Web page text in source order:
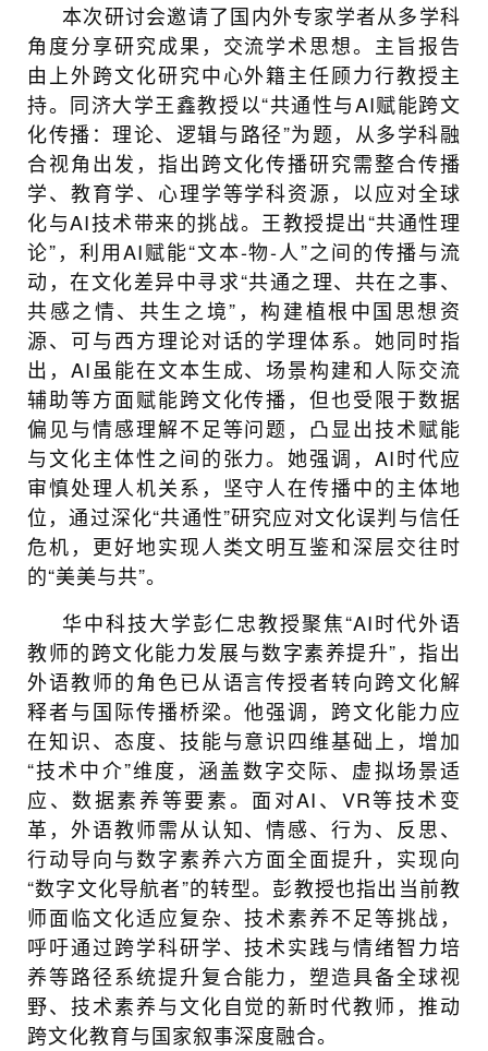
本次研讨会邀请了国内外专家学者从多学科
角度分享研究成果，交流学术思想。主旨报告
由上外跨文化研究中心外籍主任顾力行教授主
持。 同济大学王鑫教授以“共通性与AI赋能跨文
化传播：理论、逻辑与路径”为题，从多学科融
合视角出发，指出跨文化传播研究需整合传播
学、教育学、心理学等学科资源，以应对全球
化与AI技术带来的挑战。王教授提出“共通性理
论”，利用AI赋能“文本-物-人”之间的传播与流
动，在文化差异中寻求“共通之理、共在之事、
共感之情、共生之境”，构建植根中国思想资
源、可与西方理论对话的学理体系。她同时指
出，AI虽能在文本生成、场景构建和人际交流
辅助等方面赋能跨文化传播，但也受限于数据
偏见与情感理解不足等问题，凸显出技术赋能
与文化主体性之间的张力。她强调，AI时代应
审慎处理人机关系，坚守人在传播中的主体地
位，通过深化“共通性”研究应对文化误判与信任
危机，更好地实现人类文明互鉴和深层交往时
的“美美与共”。
华中科技大学彭仁忠教授聚焦“AI时代外语
教师的跨文化能力发展与数字素养提升”，指出
外语教师的角色已从语言传授者转向跨文化解
释者与国际传播桥梁。他强调，跨文化能力应
在知识、态度、技能与意识四维基础上，增加
“技术中介”维度，涵盖数字交际、虚拟场景适
应、数据素养等要素。面对AI、VR等技术变
革，外语教师需从认知、情感、行为、反思、
行动导向与数字素养六方面全面提升，实现向
“数字文化导航者”的转型。彭教授也指出当前教
师面临文化适应复杂、技术素养不足等挑战，
呼吁通过跨学科研学、技术实践与情绪智力培
养等路径系统提升复合能力，塑造具备全球视
野、技术素养与文化自觉的新时代教师，推动
跨文化教育与国家叙事深度融合。